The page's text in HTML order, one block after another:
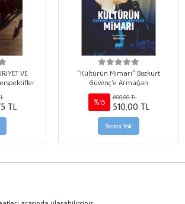
VE
TL
“Kültürün Mimarı” Bozkurt
Güvenç’e Armağan
%15
600,00 TL
510,00 TL
Stokta Yok